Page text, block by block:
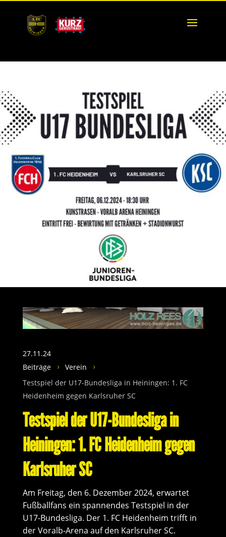
27.11.24
Beiträge
5 Verein 5
Testspiel der U17-Bundesliga in Heiningen: 1. FC
Heidenheim gegen Karlsruher SC
Testspiel der U17-Bundesliga in
Heiningen: 1. FC Heidenheim gegen
Karlsruher SC
Am Freitag, den 6. Dezember 2024, erwartet
Fußballfans ein spannendes Testspiel in der
U17-Bundesliga. Der 1. FC Heidenheim trifft in
der Voralb-Arena auf den Karlsruher SC.